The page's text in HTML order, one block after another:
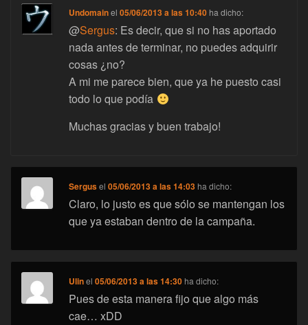
Undomainel05/06/2013 a las 10:40 ha dicho:
@Sergus: Es decir, que si no has aportado
nada antes de terminar, no puedes adquirir
cosas ¿no?
A mi me parece bien, que ya he puesto casi
todo lo que podía
Muchas gracias y buen trabajo!
Sergusel05/06/2013 a las 14:03 ha dicho:
Claro, lo justo es que sólo se mantengan los
que ya estaban dentro de la campaña.
Ulinel05/06/2013 a las 14:30 ha dicho:
Pues de esta manera fijo que algo más
cae… xDD